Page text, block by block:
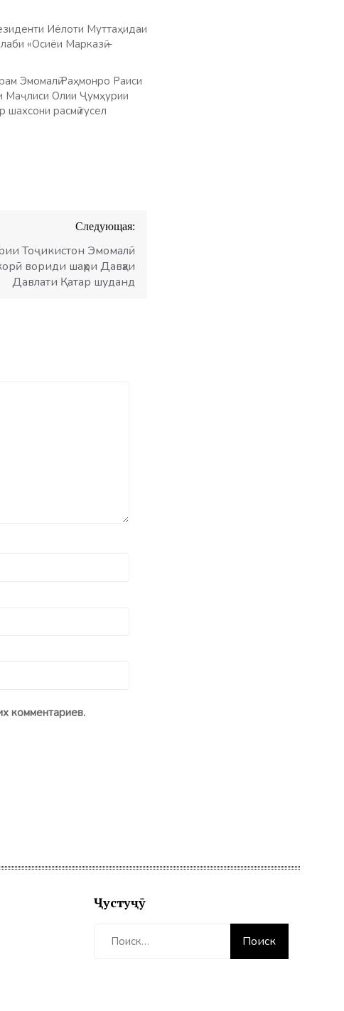
Иёлоти Муттаҳидаи
«Осиёи Марказӣ –
Эмомалӣ Раҳмонро Раиси
Маҷлиси Олии Ҷумҳурии
расмӣ гусел
Следующая:
Тоҷикистон Эмомалӣ
вориди шаҳри Давҳаи
Давлати Қатар шуданд
комментариев.
Ҷустуҷӯ